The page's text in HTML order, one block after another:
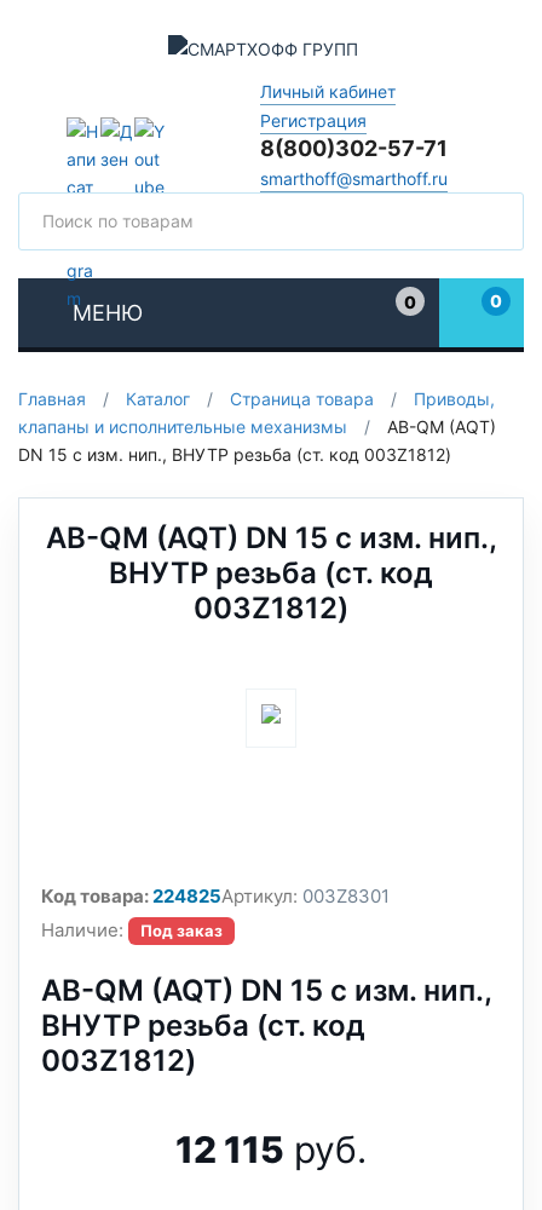
Личный кабинет
Регистрация
8(800)302-57-71
smarthoff@smarthoff.ru
МЕНЮ
0
0
Главная / Каталог / Страница товара /
Приводы,
клапаны и исполнительные механизмы
/
AB-QM (AQT)
DN 15 c изм. нип., ВНУТР резьба (ст. код 003Z1812)
AB-QM (AQT) DN 15 c изм. нип.,
ВНУТР резьба (ст. код
003Z1812)
Код товара:224825Артикул: 003Z8301
Наличие:
Под заказ
AB-QM (AQT) DN 15 c изм. нип.,
ВНУТР резьба (ст. код
003Z1812)
12 115 руб.